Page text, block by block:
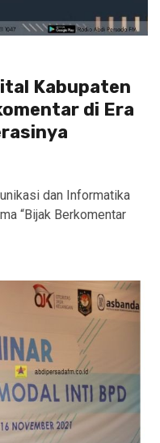
Kabupaten
di Era
dan Informatika
“Bijak Berkomentar